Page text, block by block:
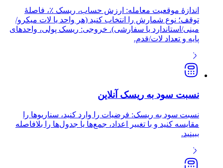
اندازهٔ موقعیت معامله: ارزش حساب، ریسک ٪، فاصلهٔ
توقف؛ نوع شمارش را انتخاب کنید (هر واحد یا لات میکرو/
مینی/استاندارد یا سفارشی). خروجی: ریسک پولی، واحدهای
پایه و تعداد لات/قدم.
نسبت سود به ریسک آنلاین
نسبت سود به ریسک: فرضیات را وارد کنید، سناریوها را
مقایسه کنید و با تغییر اعداد، جمع‌ها یا جدول‌ها را بلافاصله
ببینید.